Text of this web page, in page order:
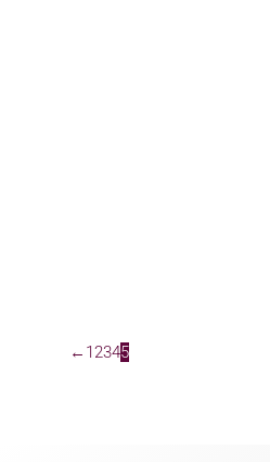
← 12345